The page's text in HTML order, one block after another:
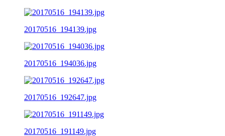
20170516_194139.jpg
20170516_194036.jpg
20170516_192647.jpg
20170516_191149.jpg